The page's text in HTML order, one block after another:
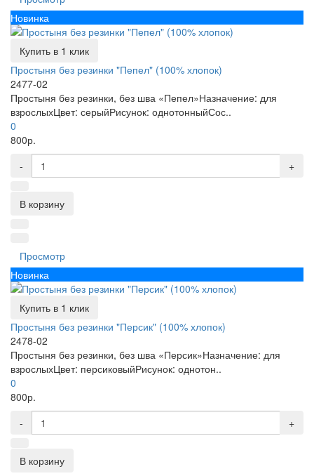
Новинка
Купить в 1 клик
Простыня без резинки "Пепел" (100% хлопок)
2477-02
Простыня без резинки, без шва «Пепел»Назначение: для
взрослыхЦвет: серыйРисунок: однотонныйСос..
0
800р.
-
+
В корзину
Просмотр
Новинка
Купить в 1 клик
Простыня без резинки "Персик" (100% хлопок)
2478-02
Простыня без резинки, без шва «Персик»Назначение: для
взрослыхЦвет: персиковыйРисунок: однотон..
0
800р.
-
+
В корзину